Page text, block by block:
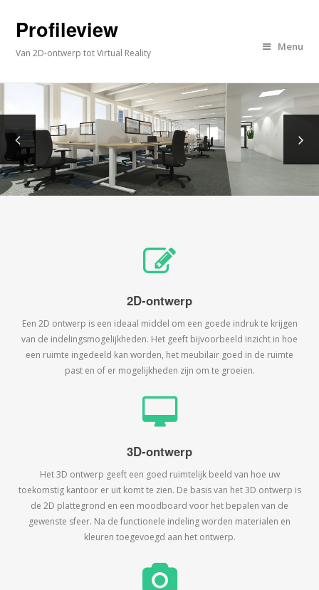
Profileview
Van 2D-ontwerp tot Virtual Reality
Menu
2D-ontwerp
Een 2D ontwerp is een ideaal middel om een goede indruk te krijgen
van de indelingsmogelijkheden. Het geeft bijvoorbeeld inzicht in hoe
een ruimte ingedeeld kan worden, het meubilair goed in de ruimte
past en of er mogelijkheden zijn om te groeien.
3D-ontwerp
Het 3D ontwerp geeft een goed ruimtelijk beeld van hoe uw
toekomstig kantoor er uit komt te zien. De basis van het 3D ontwerp is
de 2D plattegrond en een moodboard voor het bepalen van de
gewenste sfeer. Na de functionele indeling worden materialen en
kleuren toegevoegd aan het ontwerp.